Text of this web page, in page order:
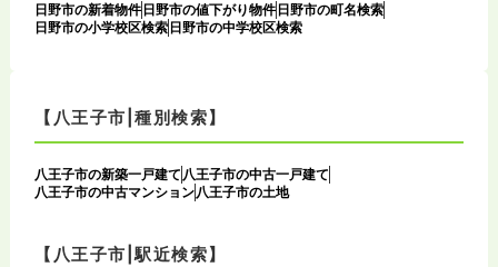
日野市の新着物件 日野市の値下がり物件 日野市の町名検索
日野市の小学校区検索 日野市の中学校区検索
【八王子市|種別検索】
八王子市の新築一戸建て 八王子市の中古一戸建て
八王子市の中古マンション 八王子市の土地
【八王子市|駅近検索】